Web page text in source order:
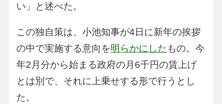
い」と述べた。
この独自策は、小池知事が4日に新年の挨拶
の中で実施する意向を明らかにした もの。今
年2月分から始まる政府の月6千円の賃上げ
とは別で、それに上乗せする形で行うとし
た。